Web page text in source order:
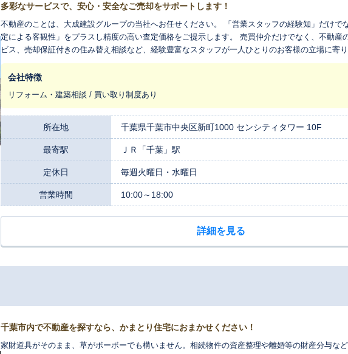
多彩なサービスで、安心・安全なご売却をサポートします！
不動産のことは、大成建設グループの当社へお任せください。 「営業スタッフの経験知」だけでなく、必要に応じて「AI 査
定による客観性」をプラスし精度の高い査定価格をご提示します。 売買仲介だけでなく、不動産の買取やリースバックサー
ビス、売却保証付きの住み替え相談など、経験豊富なスタッフが一人ひとりのお客様の立場に寄り
案します。
会社特徴
リフォーム・建築相談 / 買い取り制度あり
所在地 千葉県千葉市中央区新町1000 センシティタワー 10F
最寄駅 ＪＲ「千葉」駅
定休日 毎週火曜日・水曜日
営業時間 10:00～18:00
詳細を見る
千葉市内で不動産を探すなら、かまとり住宅におまかせください！
家財道具がそのまま、草がボーボーでも構いません。相続物件の資産整理や離婚等の財産分与な